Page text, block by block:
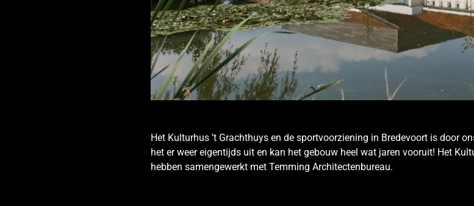
Het Kulturhus ’t Grachthuys en de sportvoorziening in Bredevoort is door
het er weer eigentijds uit en kan het gebouw heel wat jaren vooruit! Het
hebben samengewerkt met Temming Architectenbureau.